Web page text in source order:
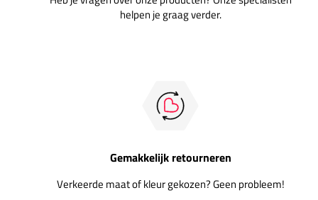
helpen je graag verder.
Gemakkelijk retourneren
Verkeerde maat of kleur gekozen? Geen probleem!